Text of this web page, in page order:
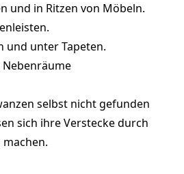
und in Ritzen von Möbeln.
und unter Tapeten.
Nebenräume
selbst nicht gefunden
sich ihre Verstecke durch